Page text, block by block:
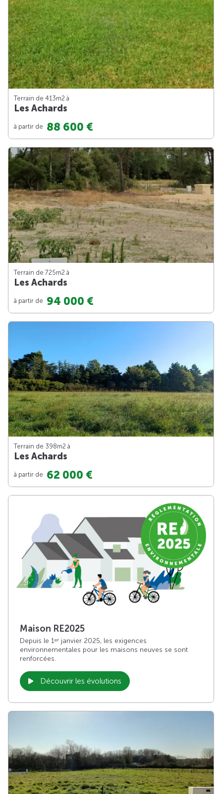
Terrain de 413m2 à
Les Achards
à partir de 88 600 €
Terrain de 725m2 à
Les Achards
à partir de 94 000 €
Terrain de 398m2 à
Les Achards
à partir de 62 000 €
Maison RE2025
Depuis le 1er janvier 2025, les exigences
environnementales pour les maisons neuves se sont
renforcées.
Découvrir les évolutions